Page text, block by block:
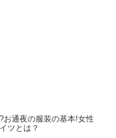
お通夜の服装の基本!女性
ツとは？